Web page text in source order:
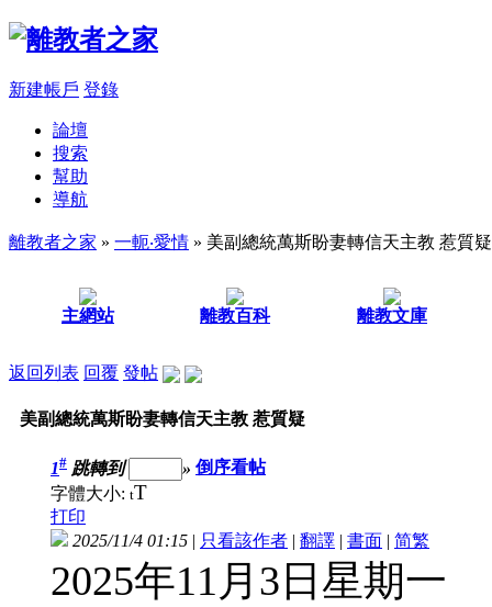
新建帳戶 登錄
論壇
搜索
幫助
導航
離教者之家 » 一軛‧愛情 » 美副總統萬斯盼妻轉信天主教 惹質疑
主網站 離教百科 離教文庫
返回列表 回覆 發帖
美副總統萬斯盼妻轉信天主教 惹質疑
1# 跳轉到 » 倒序看帖
字體大小: tT
打印
2025/11/4 01:15 | 只看該作者 | 翻譯 | 書面 | 简繁
2025年11月3日星期一